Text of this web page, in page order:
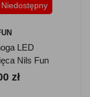
Niedostępny
LED
Nils Fun
- Turkusowa
zł